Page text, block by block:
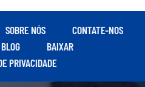
SOBRE NÓS
CONTATE-NOS
BLOG
BAIXAR
PRIVACIDADE